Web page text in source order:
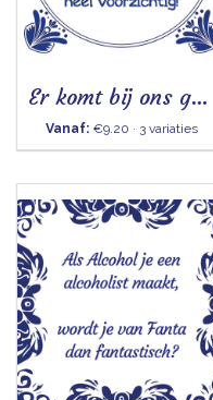
Er komt bij ons geen druppel drank op tafel
Vanaf: €9.20 · 3 variaties